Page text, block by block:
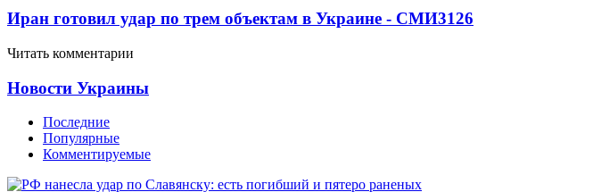
Иран готовил удар по трем объектам в Украине - СМИ3126
Читать комментарии
Новости Украины
Последние
Популярные
Комментируемые